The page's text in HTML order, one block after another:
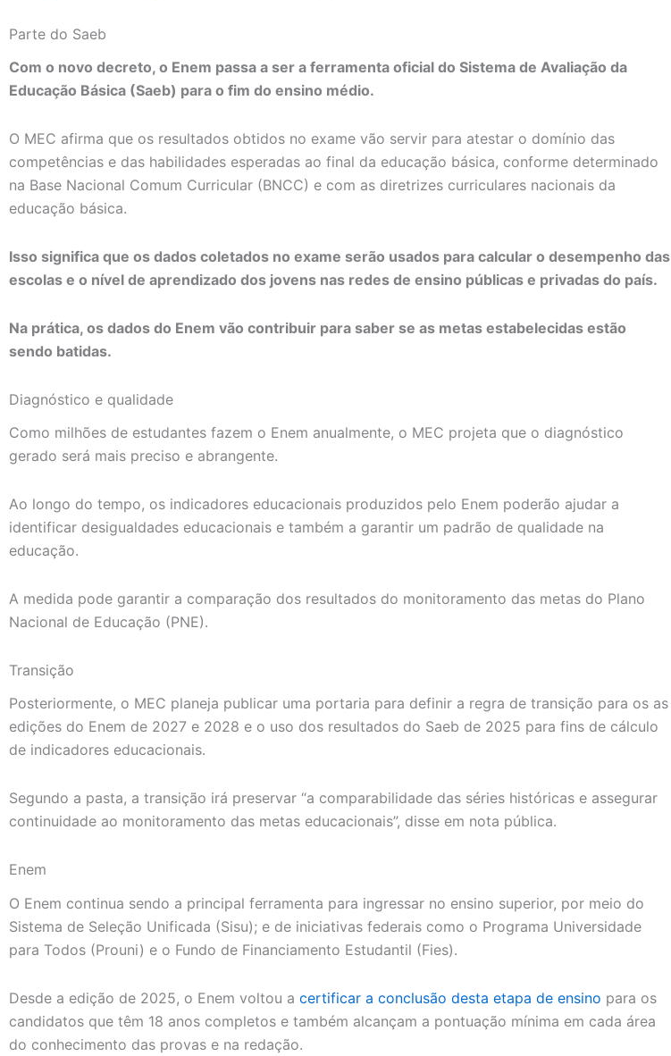
Parte do Saeb
Com o novo decreto, o Enem passa a ser a ferramenta oficial do Sistema de Avaliação da
Educação Básica (Saeb) para o fim do ensino médio.
O MEC afirma que os resultados obtidos no exame vão servir para atestar o domínio das
competências e das habilidades esperadas ao final da educação básica, conforme determinado
na Base Nacional Comum Curricular (BNCC) e com as diretrizes curriculares nacionais da
educação básica.
Isso significa que os dados coletados no exame serão usados para calcular o desempenho das
escolas e o nível de aprendizado dos jovens nas redes de ensino públicas e privadas do país.
Na prática, os dados do Enem vão contribuir para saber se as metas estabelecidas estão
sendo batidas.
Diagnóstico e qualidade
Como milhões de estudantes fazem o Enem anualmente, o MEC projeta que o diagnóstico
gerado será mais preciso e abrangente.
Ao longo do tempo, os indicadores educacionais produzidos pelo Enem poderão ajudar a
identificar desigualdades educacionais e também a garantir um padrão de qualidade na
educação.
A medida pode garantir a comparação dos resultados do monitoramento das metas do Plano
Nacional de Educação (PNE).
Transição
Posteriormente, o MEC planeja publicar uma portaria para definir a regra de transição para os as
edições do Enem de 2027 e 2028 e o uso dos resultados do Saeb de 2025 para fins de cálculo
de indicadores educacionais.
Segundo a pasta, a transição irá preservar “a comparabilidade das séries históricas e assegurar
continuidade ao monitoramento das metas educacionais”, disse em nota pública.
Enem
O Enem continua sendo a principal ferramenta para ingressar no ensino superior, por meio do
Sistema de Seleção Unificada (Sisu); e de iniciativas federais como o Programa Universidade
para Todos (Prouni) e o Fundo de Financiamento Estudantil (Fies).
Desde a edição de 2025, o Enem voltou a certificar a conclusão desta etapa de ensino para os
candidatos que têm 18 anos completos e também alcançam a pontuação mínima em cada área
do conhecimento das provas e na redação.